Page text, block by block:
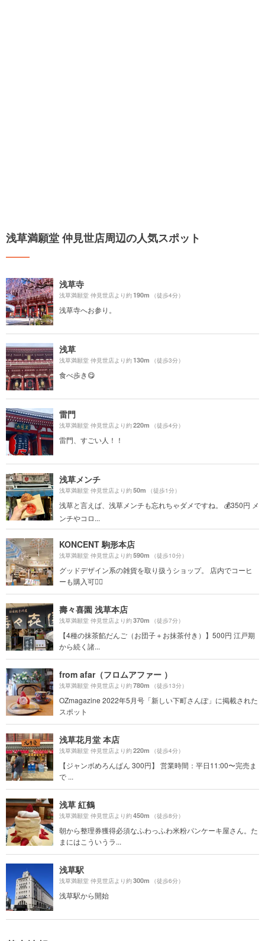
浅草満願堂 仲見世店周辺の人気スポット
浅草寺
浅草満願堂 仲見世店より約190m （徒歩4分）
浅草寺へお参り。
浅草
浅草満願堂 仲見世店より約130m （徒歩3分）
食べ歩き😋
雷門
浅草満願堂 仲見世店より約220m （徒歩4分）
雷門、すごい人！！
浅草メンチ
浅草満願堂 仲見世店より約50m （徒歩1分）
浅草と言えば、浅草メンチも忘れちゃダメですね。 💰350円 メ
ンチやコロ...
KONCENT 駒形本店
浅草満願堂 仲見世店より約590m （徒歩10分）
グッドデザイン系の雑貨を取り扱うショップ。 店内でコーヒ
ーも購入可🙆‍♀️
壽々喜園 浅草本店
浅草満願堂 仲見世店より約370m （徒歩7分）
【4種の抹茶餡だんご（お団子＋お抹茶付き）】500円 江戸期
から続く諸...
from afar（フロムアファー ）
浅草満願堂 仲見世店より約780m （徒歩13分）
OZmagazine 2022年5月号「新しい下町さんぽ」に掲載された
スポット
浅草花月堂 本店
浅草満願堂 仲見世店より約220m （徒歩4分）
【ジャンボめろんぱん 300円】 営業時間：平日11:00〜完売ま
で ...
浅草 紅鶴
浅草満願堂 仲見世店より約450m （徒歩8分）
朝から整理券獲得必須なふわっふわ米粉パンケーキ屋さん。た
まにはこういうラ...
浅草駅
浅草満願堂 仲見世店より約300m （徒歩6分）
浅草駅から開始